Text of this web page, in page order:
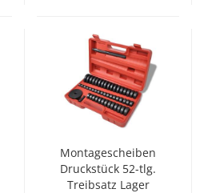
Montagescheiben
Druckstück 52-tlg.
Treibsatz Lager